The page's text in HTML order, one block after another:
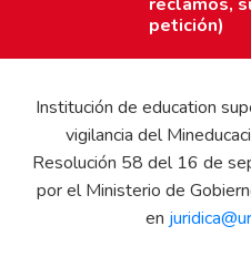
petición)
Institución de education
vigilancia del
Resolución 58 del 16 de
por el Ministerio de
en